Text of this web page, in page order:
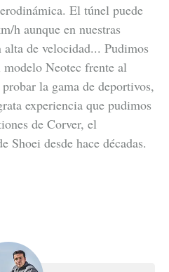
El túnel puede
h aunque en nuestras
de velocidad... Pudimos
Neotec frente al
la gama de deportivos,
experiencia que pudimos
de Corver, el
Shoei desde hace décadas.